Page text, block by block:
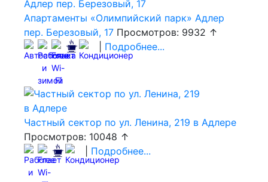
Апартаменты «Олимпийский парк» Адлер
пер. Березовый, 17 Просмотров: 9932 ↑
Подробнее...
Частный сектор по ул. Ленина, 219 в Адлере
Просмотров: 10048 ↑
Подробнее...